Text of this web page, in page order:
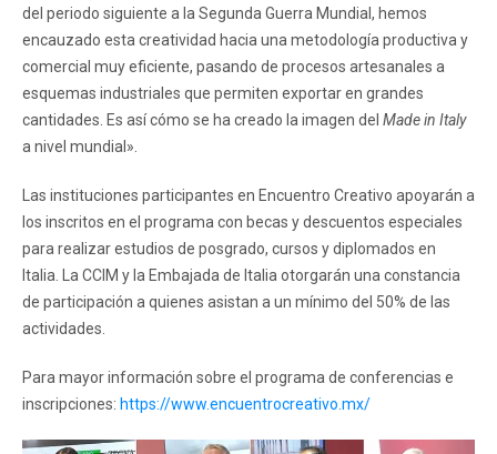
del periodo siguiente a la Segunda Guerra Mundial, hemos
encauzado esta creatividad hacia una metodología productiva y
comercial muy eficiente, pasando de procesos artesanales a
esquemas industriales que permiten exportar en grandes
cantidades. Es así cómo se ha creado la imagen del Made in Italy
a nivel mundial».
Las instituciones participantes en Encuentro Creativo apoyarán a
los inscritos en el programa con becas y descuentos especiales
para realizar estudios de posgrado, cursos y diplomados en
Italia. La CCIM y la Embajada de Italia otorgarán una constancia
de participación a quienes asistan a un mínimo del 50% de las
actividades.
Para mayor información sobre el programa de conferencias e
inscripciones: https://www.encuentrocreativo.mx/